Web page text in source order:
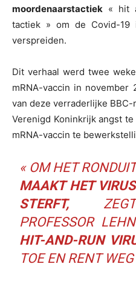
moordenaarstactiek « hit
tactiek » om de Covid-
verspreiden.
Dit verhaal werd twee
mRNA-vaccin in november
van deze verraderlijke
Verenigd Koninkrijk angst
mRNA-vaccin te
« OM HET
MAAKT HET
STERFT,ZEGT
PROFESSOR
HIT-AND-RUN
TOE EN RENT